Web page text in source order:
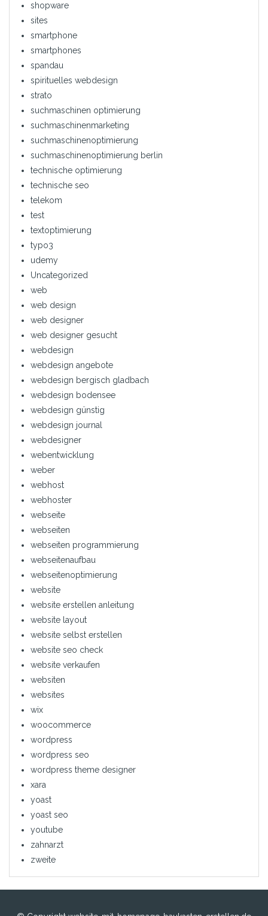
shopware
sites
smartphone
smartphones
spandau
spirituelles webdesign
strato
suchmaschinen optimierung
suchmaschinenmarketing
suchmaschinenoptimierung
suchmaschinenoptimierung berlin
technische optimierung
technische seo
telekom
test
textoptimierung
typo3
udemy
Uncategorized
web
web design
web designer
web designer gesucht
webdesign
webdesign angebote
webdesign bergisch gladbach
webdesign bodensee
webdesign günstig
webdesign journal
webdesigner
webentwicklung
weber
webhost
webhoster
webseite
webseiten
webseiten programmierung
webseitenaufbau
webseitenoptimierung
website
website erstellen anleitung
website layout
website selbst erstellen
website seo check
website verkaufen
websiten
websites
wix
woocommerce
wordpress
wordpress seo
wordpress theme designer
xara
yoast
yoast seo
youtube
zahnarzt
zweite